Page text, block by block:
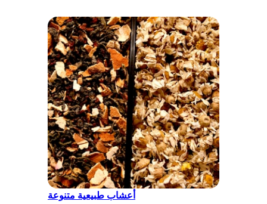
أعشاب طبيعية متنوعة